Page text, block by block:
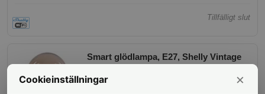
Tillfälligt slut
Smart glödlampa, E27, Shelly Vintage
Större smart varmvit glödlampa som går att
Cookieinställningar ×